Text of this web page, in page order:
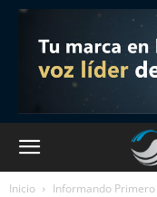
Inicio Informando Primero